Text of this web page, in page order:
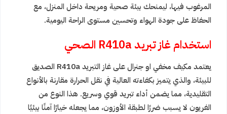
المرغوب فيها، ليمنحك بيئة صحية ومريحة داخل المنزل، مع
الحفاظ على جودة الهواء وتحسين مستوى الراحة اليومية.
استخدام غاز تبريد R410a الصحي
يعتمد مكيف مخفي او جنرال على غاز التبريد R410a الصديق
للبيئة، والذي يتميز بكفاءته العالية في نقل الحرارة مقارنة بالأنواع
التقليدية، مما يضمن أداء تبريد قوي وسريع. هذا النوع من
الفريون لا يسبب ضررًا لطبقة الأوزون، مما يجعله خيارًا آمنًا بيئيًا